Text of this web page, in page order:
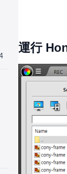
運行